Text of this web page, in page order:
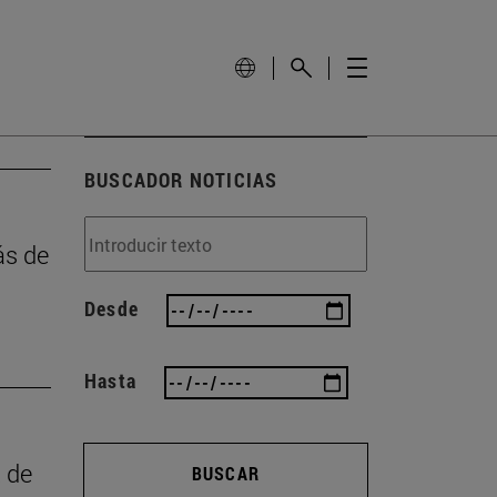
de
de
BUSCADOR NOTICIAS
Desde
Hasta
BUSCAR